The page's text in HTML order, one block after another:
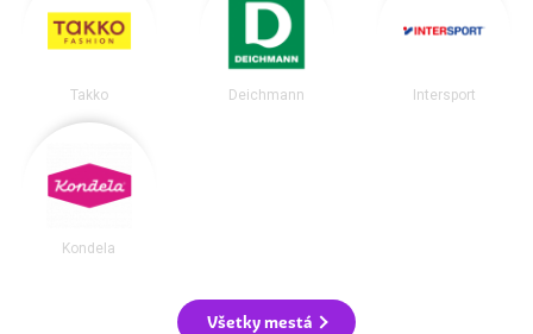
Takko Deichmann Intersport
Kondela
Všetky mestá